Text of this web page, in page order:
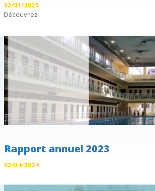
02/01/2025
Découvrez
Rapport annuel 2023
02/04/2024